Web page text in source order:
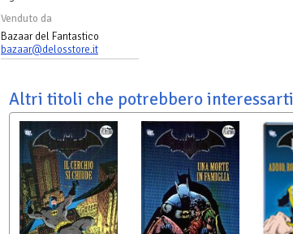
Venduto da
Bazaar del Fantastico
bazaar@delosstore.it
Altri titoli che potrebbero